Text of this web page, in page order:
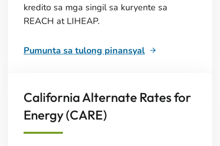
kredito sa mga singil sa kuryente sa
REACH at LIHEAP.
Pumunta sa tulong pinansyal
California Alternate Rates for
Energy (CARE)